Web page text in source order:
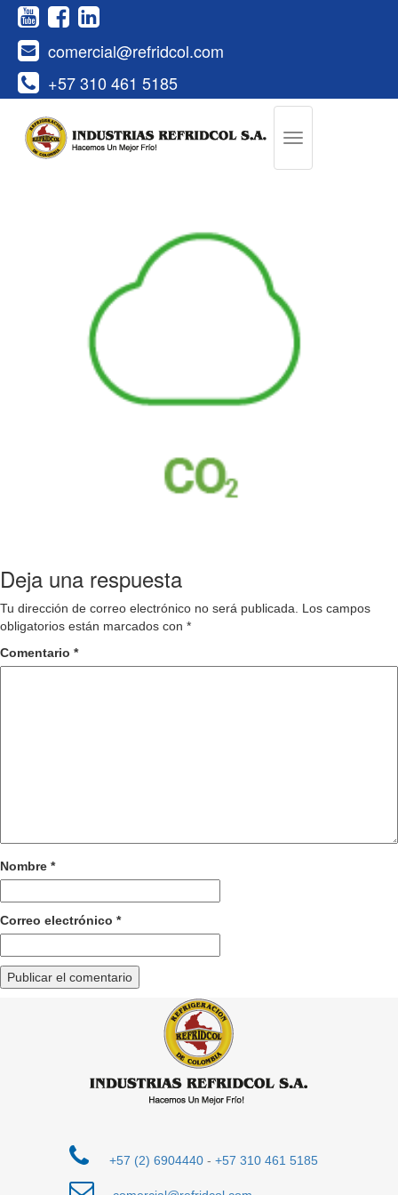
+57 310 461 5185
comercial@refridcol.com
Deja una respuesta
Tu dirección de correo electrónico no será publicada.
Los campos
obligatorios están marcados con *
Comentario *
Nombre *
Correo electrónico *
+57 (2) 6904440- +57 310 461 5185